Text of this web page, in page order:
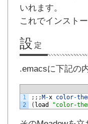
いれます。
これでインスト
設 定
.emacsに下記の
1
2
; ; ;M-x color-
( load "color-